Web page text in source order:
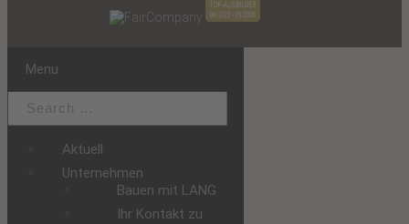
Menu
Aktuell
Unternehmen
Bauen mit LANG
Ihr Kontakt zu